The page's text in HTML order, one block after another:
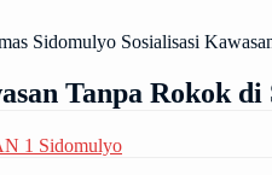
Sidomulyo Sosialisasi
Tanpa Rokok
1 Sidomulyo